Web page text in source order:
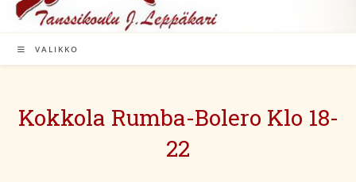
VALIKKO
Kokkola Rumba-Bolero Klo 18-
22